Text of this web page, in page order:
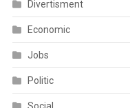
Divertisment
Economic
Jobs
Politic